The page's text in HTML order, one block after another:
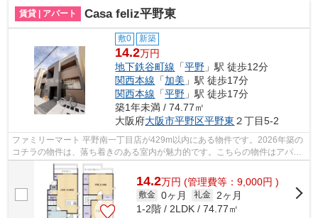
賃貸 | アパート Casa feliz平野東
敷0 新築
14.2万円
地下鉄谷町線 「平野 」駅 徒歩12分
関西本線 「加美 」駅 徒歩17分
関西本線 「平野 」駅 徒歩17分
築1年未満 / 74.77㎡
大阪府大阪市平野区平野東 ２丁目5-2
ファミリーマート 平野南一丁目店が429m以内にある物件です。2026年築の
コチラの物件は、落ち着きのある室内が魅力的です。こちらの物件はアパー
トです。駅まで徒歩12分でアクセス可能...
14.2万円 (管理費等：9,000円 )
敷金 0ヶ月 礼金
2ヶ月
1-2階 / 2LDK / 74.77㎡